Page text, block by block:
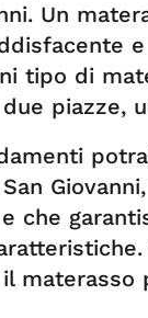
Un
tipo di
piazze,
che
materasso